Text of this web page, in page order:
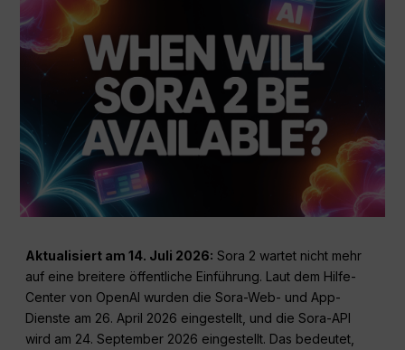
Aktualisiert am 14. Juli 2026: Sora 2 wartet nicht mehr
auf eine breitere öffentliche Einführung. Laut dem Hilfe-
Center von OpenAI wurden die Sora-Web- und App-
Dienste am 26. April 2026 eingestellt, und die Sora-API
wird am 24. September 2026 eingestellt. Das bedeutet,